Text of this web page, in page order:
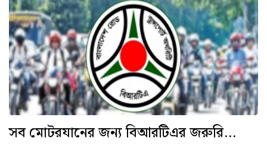
সব মোটরযানের জন্য বিআরটিএর জরুরি...